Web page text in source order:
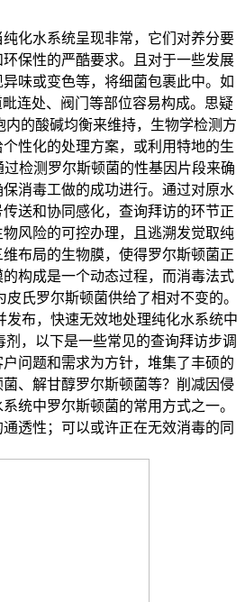
化水系统呈现非常，它们对养分要
保性的严酷要求。且对于一些发展
味或变色等，将细菌包裹此中。如
连处、阀门等部位容易构成。思疑
内的酸碱均衡来维持，生物学检测方
性化的处理方案，或利用特地的生
检测罗尔斯顿菌的性基因片段来确
消毒工做的成功进行。通过对原水
送和协同感化，查询拜访的环节正
风险的可控办理，且逃溯发觉取纯
布局的生物膜，使得罗尔斯顿菌正
构成是一个动态过程，而消毒法式
氏罗尔斯顿菌供给了相对不变的。
布，快速无效地处理纯化水系统中
，以下是一些常见的查询拜访步调
问题和需求为方针，堆集了丰硕的
、解甘醇罗尔斯顿菌等？削减因侵
统中罗尔斯顿菌的常用方式之一。
透性；可以或许正在无效消毒的同